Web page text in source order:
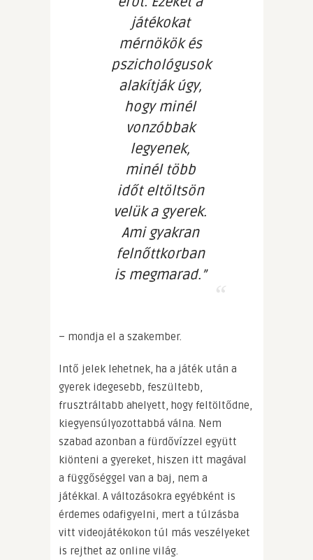
játékokat
mérnökök és
pszichológusok
alakítják úgy,
hogy minél
vonzóbbak
legyenek,
minél több
időt eltöltsön
velük a gyerek.
Ami gyakran
felnőttkorban
is megmarad.”
– mondja el a szakember.
Intő jelek lehetnek, ha a játék után a
gyerek idegesebb, feszültebb,
frusztráltabb ahelyett, hogy feltöltődne,
kiegyensúlyozottabbá válna. Nem
szabad azonban a fürdővízzel együtt
kiönteni a gyereket, hiszen itt magával
a függőséggel van a baj, nem a
játékkal. A változásokra egyébként is
érdemes odafigyelni, mert a túlzásba
vitt videojátékokon túl más veszélyeket
is rejthet az online világ.